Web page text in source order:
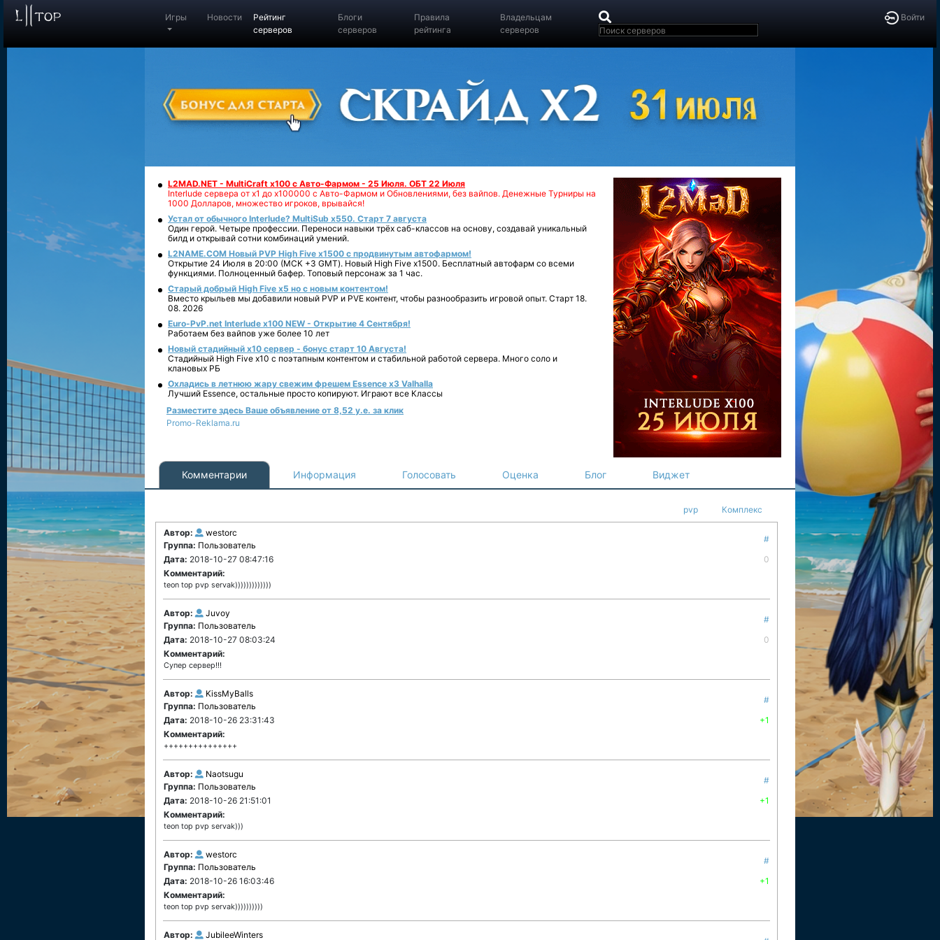
Войти
Игры Новости
Рейтинг
серверов
Блоги
серверов
Правила
рейтинга
Владельцам
серверов
L2MAD.NET - MultiCraft x100 с Авто-Фармом - 25 Июля. ОБТ 22 Июля
Interlude сервера от х1 до х100000 с Авто-Фармом и Обновлениями, без вайпов. Денежные Турниры на
1000 Долларов, множество игроков, врывайся!
Устал от обычного Interlude? MultiSub x550. Старт 7 августа
Один герой. Четыре профессии. Переноси навыки трёх саб-классов на основу, создавай уникальный
билд и открывай сотни комбинаций умений.
L2NAME.COM Новый PVP High Five x1500 с продвинутым автофармом!
Открытие 24 Июля в 20:00 (МСК +3 GMT). Новый High Five x1500. Бесплатный автофарм со всеми
функциями. Полноценный бафер. Топовый персонаж за 1 час.
Старый добрый High Five x5 но с новым контентом!
Вместо крыльев мы добавили новый PVP и PVE контент, чтобы разнообразить игровой опыт. Старт 18.
08. 2026
Euro-PvP.net Interlude х100 NEW - Открытие 4 Сентября!
Работаем без вайпов уже более 10 лет
Новый стадийный х10 сервер - бонус старт 10 Августа!
Стадийный High Five x10 с поэтапным контентом и стабильной работой сервера. Много соло и
клановых РБ
Охладись в летнюю жару свежим фрешем Essence x3 Valhalla
Лучший Essence, остальные просто копируют. Играют все Классы
Разместите здесь Ваше объявление от 8,52 у.е. за клик
Promo-Reklama.ru
Комментарии Информация Голосовать Оценка Блог Виджет
pvp Комплекс
Автор:
westorc
Группа: Пользователь
#
Дата: 2018-10-27 08:47:16
0
Комментарий:
teon top pvp servak)))))))))))))
Автор:
Juvoy
Группа: Пользователь
#
Дата: 2018-10-27 08:03:24
0
Комментарий:
Супер сервер!!!
Автор:
KissMyBalls
Группа: Пользователь
#
Дата: 2018-10-26 23:31:43
+1
Комментарий:
+++++++++++++++
Автор:
Naotsugu
Группа: Пользователь
#
Дата: 2018-10-26 21:51:01
+1
Комментарий:
teon top pvp servak)))
Автор:
westorc
Группа: Пользователь
#
Дата: 2018-10-26 16:03:46
+1
Комментарий:
teon top pvp servak))))))))))
Автор:
JubileeWinters